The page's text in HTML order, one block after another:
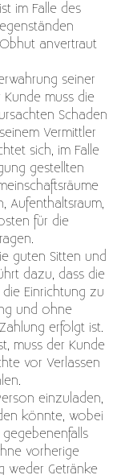
im Falle des
anvertraut
seiner
Kunde muss die
Schaden
Vermittler
sich, im Falle
gestellten
Aufenthaltsraum,
für die
guten Sitten und
dazu, dass die
Einrichtung zu
und ohne
erfolgt ist.
muss der Kunde
vor Verlassen
einzuladen,
könnte, wobei
vorherige
weder Getränke